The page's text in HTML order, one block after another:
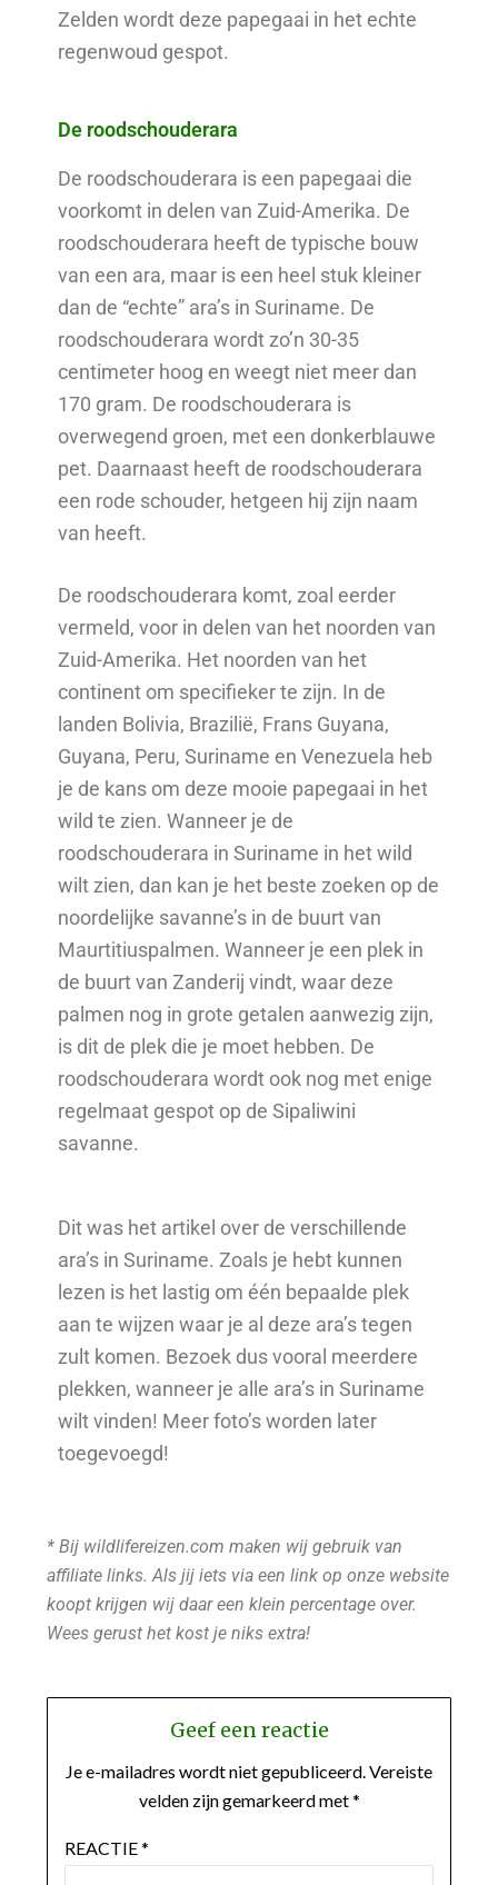
Zelden wordt deze papegaai in het echte
regenwoud gespot.
De roodschouderara
De roodschouderara is een papegaai die
voorkomt in delen van Zuid-Amerika. De
roodschouderara heeft de typische bouw
van een ara, maar is een heel stuk kleiner
dan de “echte” ara’s in Suriname. De
roodschouderara wordt zo’n 30-35
centimeter hoog en weegt niet meer dan
170 gram. De roodschouderara is
overwegend groen, met een donkerblauwe
pet. Daarnaast heeft de roodschouderara
een rode schouder, hetgeen hij zijn naam
van heeft.
De roodschouderara komt, zoal eerder
vermeld, voor in delen van het noorden van
Zuid-Amerika. Het noorden van het
continent om specifieker te zijn. In de
landen Bolivia, Brazilië, Frans Guyana,
Guyana, Peru, Suriname en Venezuela heb
je de kans om deze mooie papegaai in het
wild te zien. Wanneer je de
roodschouderara in Suriname in het wild
wilt zien, dan kan je het beste zoeken op de
noordelijke savanne’s in de buurt van
Maurtitiuspalmen. Wanneer je een plek in
de buurt van Zanderij vindt, waar deze
palmen nog in grote getalen aanwezig zijn,
is dit de plek die je moet hebben. De
roodschouderara wordt ook nog met enige
regelmaat gespot op de Sipaliwini
savanne.
Dit was het artikel over de verschillende
ara’s in Suriname. Zoals je hebt kunnen
lezen is het lastig om één bepaalde plek
aan te wijzen waar je al deze ara’s tegen
zult komen. Bezoek dus vooral meerdere
plekken, wanneer je alle ara’s in Suriname
wilt vinden! Meer foto’s worden later
toegevoegd!
* Bij wildlifereizen.com maken wij gebruik van
affiliate links. Als jij iets via een link op onze website
koopt krijgen wij daar een klein percentage over.
Wees gerust het kost je niks extra!
Geef een reactie
Je e-mailadres wordt niet gepubliceerd.Vereiste
velden zijn gemarkeerd met*
REACTIE*